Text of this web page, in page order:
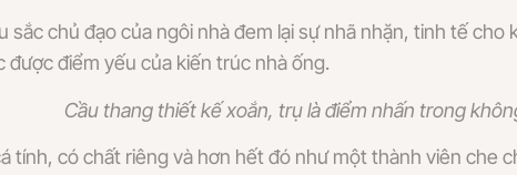
sắc chủ đạo của ngôi nhà đem lại sự nhã nhặn, tinh tế
điểm yếu của kiến trúc nhà ống.
Cầu thang thiết kế xoắn, trụ là điểm nhấn trong
tính, có chất riêng và hơn hết đó như một thành viên che